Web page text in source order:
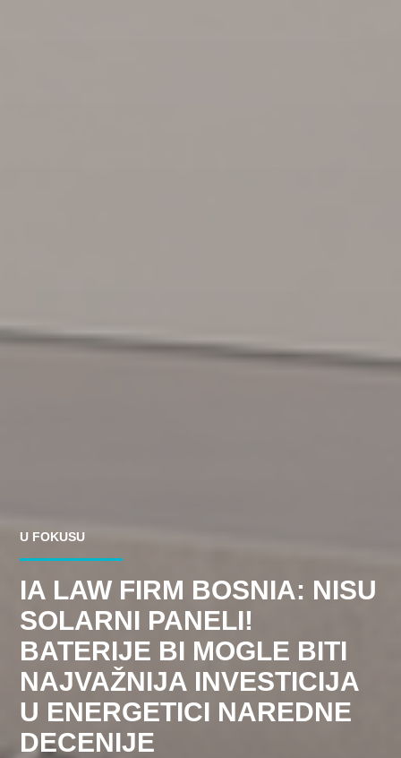
U FOKUSU
IA LAW FIRM BOSNIA: NISU
SOLARNI PANELI!
BATERIJE BI MOGLE BITI
NAJVAŽNIJA INVESTICIJA
U ENERGETICI NAREDNE
DECENIJE